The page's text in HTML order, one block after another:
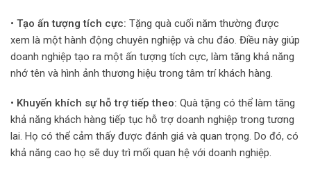
• Tạo ấn tượng tích cực: Tặng quà cuối năm thường được
xem là một hành động chuyên nghiệp và chu đáo. Điều này giúp
doanh nghiệp tạo ra một ấn tượng tích cực, làm tăng khả năng
nhớ tên và hình ảnh thương hiệu trong tâm trí khách hàng.
• Khuyến khích sự hỗ trợ tiếp theo: Quà tặng có thể làm tăng
khả năng khách hàng tiếp tục hỗ trợ doanh nghiệp trong tương
lai. Họ có thể cảm thấy được đánh giá và quan trọng. Do đó, có
khả năng cao họ sẽ duy trì mối quan hệ với doanh nghiệp.